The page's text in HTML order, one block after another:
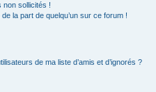
sollicités !
la part de quelqu’un sur ce forum !
de ma liste d’amis et d’ignorés ?